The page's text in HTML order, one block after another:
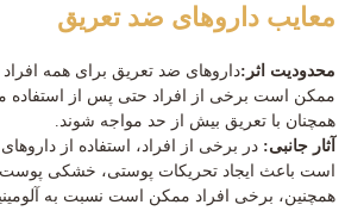
معایب داروهای ضد تعریق
محدودیت اثر:داروهای ضد تعریق برای همه افراد
ممکن است برخی از افراد حتی پس از استفاده
همچنان با تعریق بیش از حد مواجه شوند.
آثار جانبی: در برخی از افراد، استفاده از
است باعث ایجاد تحریکات پوستی، خشکی
همچنین، برخی افراد ممکن است نسبت به